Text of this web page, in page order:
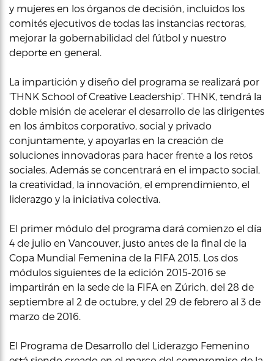
y mujeres en los órganos de decisión, incluidos los
comités ejecutivos de todas las instancias rectoras,
mejorar la gobernabilidad del fútbol y nuestro
deporte en general.
La impartición y diseño del programa se realizará por
‘THNK School of Creative Leadership’. THNK, tendrá la
doble misión de acelerar el desarrollo de las dirigentes
en los ámbitos corporativo, social y privado
conjuntamente, y apoyarlas en la creación de
soluciones innovadoras para hacer frente a los retos
sociales. Además se concentrará en el impacto social,
la creatividad, la innovación, el emprendimiento, el
liderazgo y la iniciativa colectiva.
El primer módulo del programa dará comienzo el día
4 de julio en Vancouver, justo antes de la final de la
Copa Mundial Femenina de la FIFA 2015. Los dos
módulos siguientes de la edición 2015-2016 se
impartirán en la sede de la FIFA en Zúrich, del 28 de
septiembre al 2 de octubre, y del 29 de febrero al 3 de
marzo de 2016.
El Programa de Desarrollo del Liderazgo Femenino